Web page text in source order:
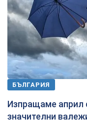
БЪЛГАРИЯ
Изпращаме април
значителни